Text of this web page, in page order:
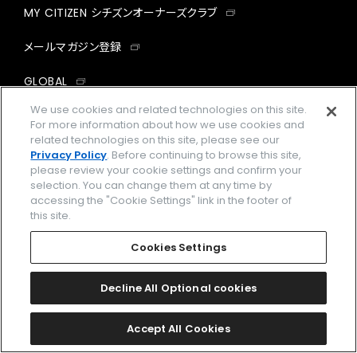
MY CITIZEN シチズンオーナーズクラブ
メールマガジン登録
GLOBAL
facebookinstagramtwitter
企業情報 ご利用規約
特定商取引法に基づく表示
Amazon PayはAmazon.com, Inc.またはその関連会社の商標です。
楽天ペイは楽天株式会社の登録商標です。
©2026 CITIZEN WATCH CO., LTD.
We use cookies and related technologies on this site.
For more information about how we use cookies and
related technologies on this site, please see our
Privacy Policy. Before continuing to browse this site,
please review your cookie settings and confirm your
selection. You can change them at any time by
accessing the "Cookie Settings" link in the footer of
this site.
Cookies Settings
Decline All Optional cookies
Accept All Cookies